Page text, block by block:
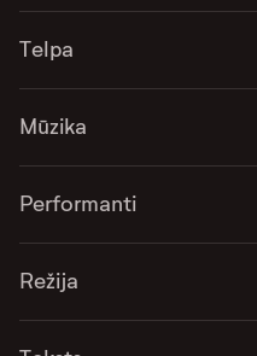
Telpa
Mūzika
Performanti
Režija